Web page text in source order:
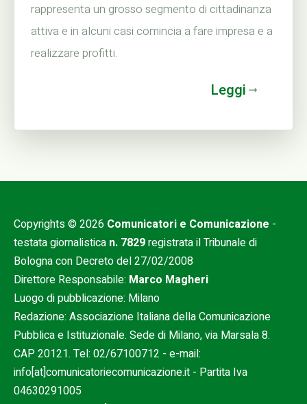
rappresenta un grosso segmento di cittadinanza
attiva e in alcuni casi comincia a fare impresa e a
realizzare profitti.
Leggi
Copyrights © 2026 Comunicatori e Comunicazione -
testata giornalistica n. 7829registrata il Tribunale di
Bologna con Decreto del 27/02/2008
Direttore Responsabile: Marco Magheri
Luogo di pubblicazione: Milano
Redazione: Associazione Italiana della Comunicazione
Pubblica e Istituzionale. Sede di Milano, via Marsala 8.
CAP 20121. Tel: 02/67100712 - e-mail:
info[at]comunicatoriecomunicazione.it - Partita Iva
04630291005